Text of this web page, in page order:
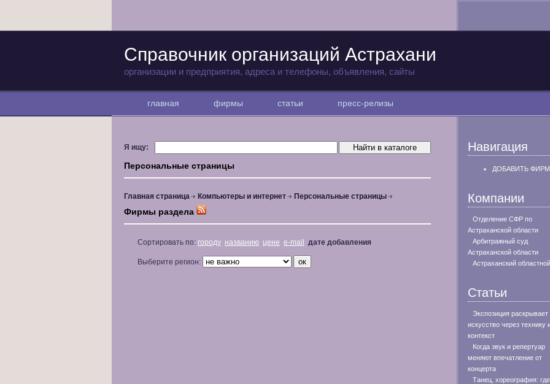
Справочник организаций Астрахани
организации и предприятия, адреса и телефоны, объявления, сайты
главная фирмы статьи пресс-релизы
Я ищу:
Персональные страницы
Главная страница Компьютеры и интернет Персональные страницы
Фирмы раздела
Сортировать по: городу названию цене e-mail дате добавления
Выберите регион:
Навигация
ДОБАВИТЬ
Компании
Отделение СФР по
Астраханской области
Арбитражный суд
Астраханской области
Астраханский
Статьи
Экспозиция раскрывает
искусство через технику
контекст
Когда звук и репертуар
меняют впечатление от
концерта
Танец, хореография: где